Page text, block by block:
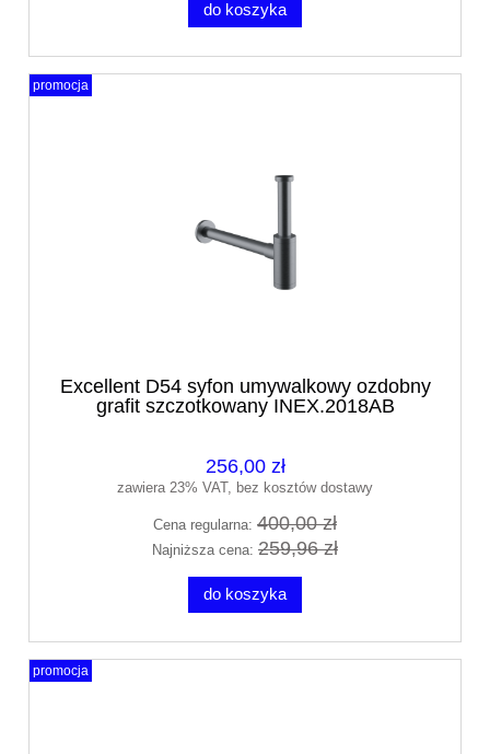
do koszyka
Excellent D54 syfon umywalkowy ozdobny
grafit szczotkowany INEX.2018AB
256,00 zł
zawiera 23% VAT, bez kosztów dostawy
Cena regularna: 400,00 zł
Najniższa cena: 259,96 zł
do koszyka
promocja
promocja